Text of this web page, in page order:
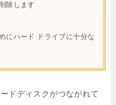
除します
にハード ドライブに十分な
ドディスクがつながれて